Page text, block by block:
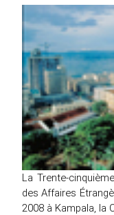
La Trente-
des Affaires
2008 à Kampala, la